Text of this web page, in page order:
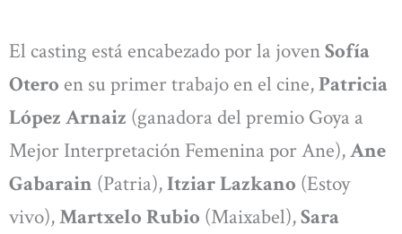
El casting está encabezado por la jovenSofía
Otero en su primer trabajo en el cine,Patricia
López Arnaiz (ganadora del premio Goya a
Mejor Interpretación Femenina por Ane),Ane
Gabarain (Patria),Itziar Lazkano (Estoy
vivo),Martxelo Rubio (Maixabel),Sara